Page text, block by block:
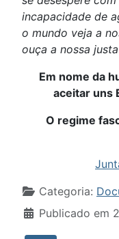
incapacidade de
o mundo veja a
ouça a nossa
Em nome da
aceitar uns
O regime
Detalhes
Categoria:
Publicado em